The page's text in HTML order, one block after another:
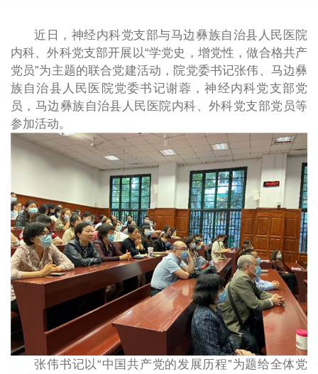
近日，神经内科党支部与马边彝族自治县人民医院
内科、外科党支部开展以“学党史，增党性，做合格共产
党员”为主题的联合党建活动，院党委书记张伟、马边彝
族自治县人民医院党委书记谢蓉，神经内科党支部党
员，马边彝族自治县人民医院内科、外科党支部党员等
参加活动。
张伟书记以“中国共产党的发展历程”为题给全体党